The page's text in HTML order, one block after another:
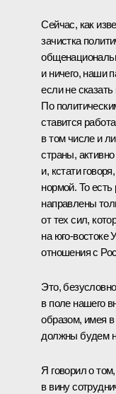
Сейчас, как
зачистка
и ничего, наши
если не
По
ставится
в том числе и
страны,
и, кстати
нормой. То
направлены
от тех сил,
на юго-востоке
отношения с
Это,
в поле нашего
образом, имея
должны будем
Я говорил о
в вину